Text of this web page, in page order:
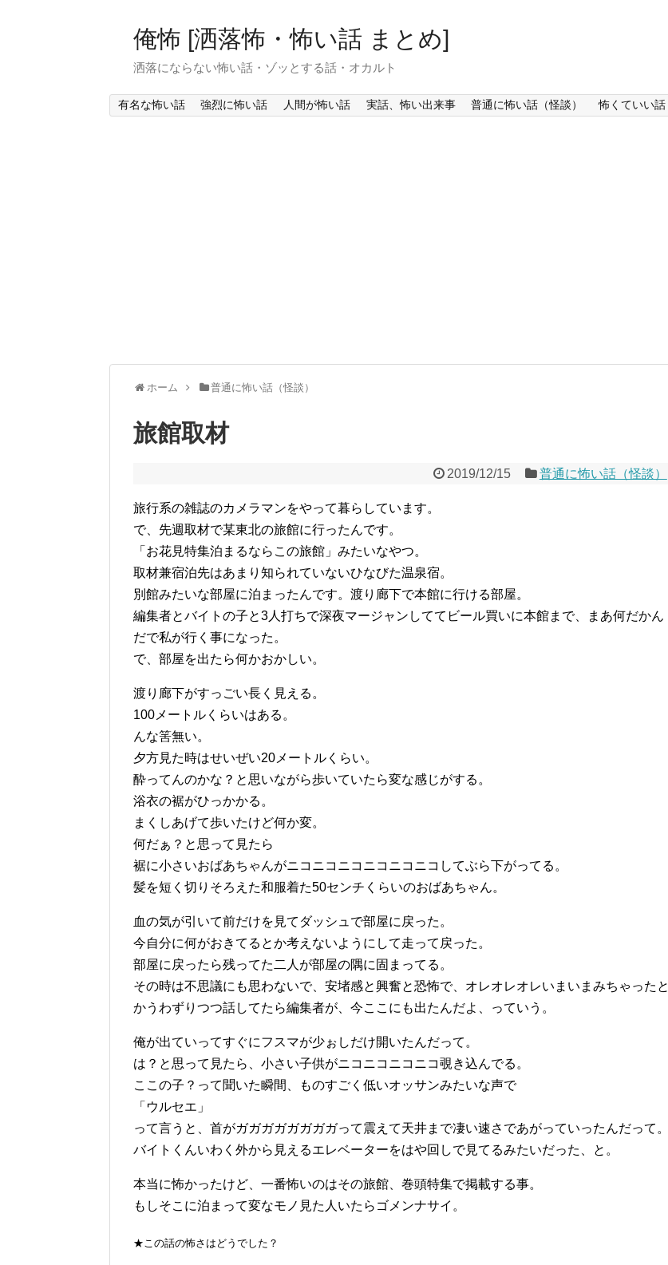
俺怖 [洒落怖・怖い話 まとめ]
洒落にならない怖い話・ゾッとする話・オカルト
有名な怖い話 強烈に怖い話 人間が怖い話 実話、怖い出来事 普通に怖い話（怪談） 怖くていい話
ホーム 普通に怖い話（怪談）
旅館取材
2019/12/15 普通に怖い話（怪談）
旅行系の雑誌のカメラマンをやって暮らしています。
で、先週取材で某東北の旅館に行ったんです。
「お花見特集泊まるならこの旅館」みたいなやつ。
取材兼宿泊先はあまり知られていないひなびた温泉宿。
別館みたいな部屋に泊まったんです。渡り廊下で本館に行ける部屋。
編集者とバイトの子と3人打ちで深夜マージャンしててビール買いに本館まで、まあ何だかん
だで私が行く事になった。
で、部屋を出たら何かおかしい。
渡り廊下がすっごい長く見える。
100メートルくらいはある。
んな筈無い。
夕方見た時はせいぜい20メートルくらい。
酔ってんのかな？と思いながら歩いていたら変な感じがする。
浴衣の裾がひっかかる。
まくしあげて歩いたけど何か変。
何だぁ？と思って見たら
裾に小さいおばあちゃんがニコニコニコニコニコニコしてぶら下がってる。
髪を短く切りそろえた和服着た50センチくらいのおばあちゃん。
血の気が引いて前だけを見てダッシュで部屋に戻った。
今自分に何がおきてるとか考えないようにして走って戻った。
部屋に戻ったら残ってた二人が部屋の隅に固まってる。
その時は不思議にも思わないで、安堵感と興奮と恐怖で、オレオレオレいまいまみちゃったと
かうわずりつつ話してたら編集者が、今ここにも出たんだよ、っていう。
俺が出ていってすぐにフスマが少ぉしだけ開いたんだって。
は？と思って見たら、小さい子供がニコニコニコニコ覗き込んでる。
ここの子？って聞いた瞬間、ものすごく低いオッサンみたいな声で
「ウルセエ」
って言うと、首がガガガガガガガガって震えて天井まで凄い速さであがっていったんだって。
バイトくんいわく外から見えるエレベーターをはや回しで見てるみたいだった、と。
本当に怖かったけど、一番怖いのはその旅館、巻頭特集で掲載する事。
もしそこに泊まって変なモノ見た人いたらゴメンナサイ。
★この話の怖さはどうでした？